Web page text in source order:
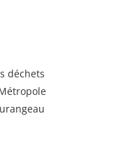
déchets